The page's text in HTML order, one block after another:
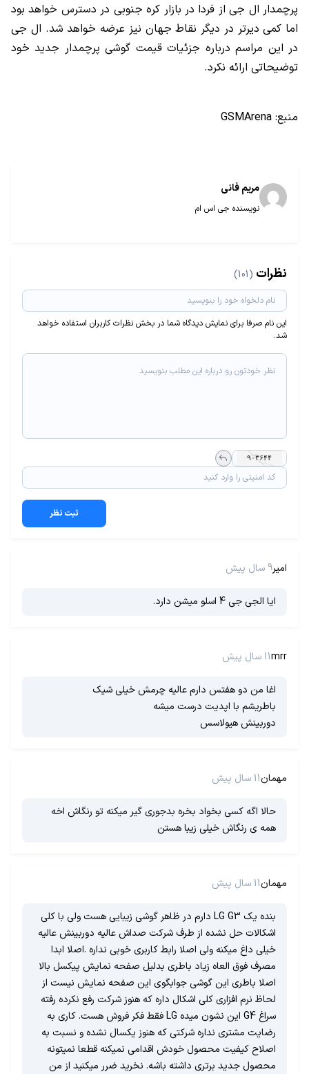
پرچمدار ال جی از فردا در بازار کره جنوبی در دسترس خواهد بود
اما کمی دیرتر در دیگر نقاط جهان نیز عرضه خواهد شد. ال جی
در این مراسم درباره جزئیات قیمت گوشی پرچمدار جدید خود
توضیحاتی ارائه نکرد.
منبع: GSMArena
مریم فانی
نویسنده جی اس ام
نظرات (101)
این نام صرفا برای نمایش دیدگاه شما در بخش نظرات کاربران استفاده خواهد
شد.
ثبت نظر
امیر9 سال پیش
ایا الجی جی 4 اسلو میشن دارد.
mrr11 سال پیش
اغا من دو هفتس دارم عالیه چرمش خیلی شیک
باطریشم با اپدیت درست میشه
دوربینش هیولاسس
مهمان11 سال پیش
حالا اگه کسی بخواد بخره بدجوری گیر میکنه تو رنگاش اخه
همه ی رنگاش خیلی زیبا هستن
مهمان11 سال پیش
بنده یک LG G3 دارم در ظاهر گوشی زیبایی هست ولی با کلی
اشکالات حل نشده از طرف شرکت صداش عالیه دوربینش عالیه
خیلی داغ میکنه ولی اصلا رابط کاربری خوبی نداره .اصلا ابدا
مصرف فوق العاه زیاد باطری بدلیل صفحه نمایش پیکسل بالا
اصلا باطری این گوشی جوابگوی این صفحه نمایش نیست از
لحاظ نرم افزاری کلی اشکال داره که هنوز شرکت رفع نکرده رفته
سراغ G4 این نشون میده LG فقط فکر فروش هست. کاری به
رضایت مشتری نداره شرکتی که هنوز یکسال نشده و نسبت به
اصلاح کیفیت محصول خودش اقدامی نمیکنه قطعا نمیتونه
محصول جدید برتری داشته باشه. نخرید ضرر میکنید از من